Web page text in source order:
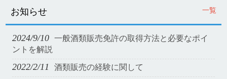
お知らせ 一覧
2024/9/10 一般酒類販売免許の取得方法と必要なポイ
ントを解説
2022/2/11 酒類販売の経験に関して